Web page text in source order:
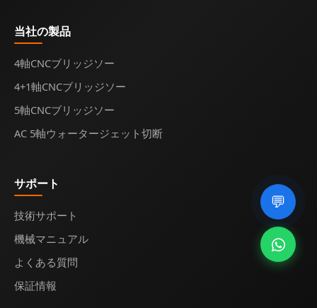
💬
当社の製品
4軸CNCブリッジソー
4+1軸CNCブリッジソー
5軸CNCブリッジソー
AC 5軸ウォータージェット切断
サポート
技術サポート
機械マニュアル
よくある質問
保証情報